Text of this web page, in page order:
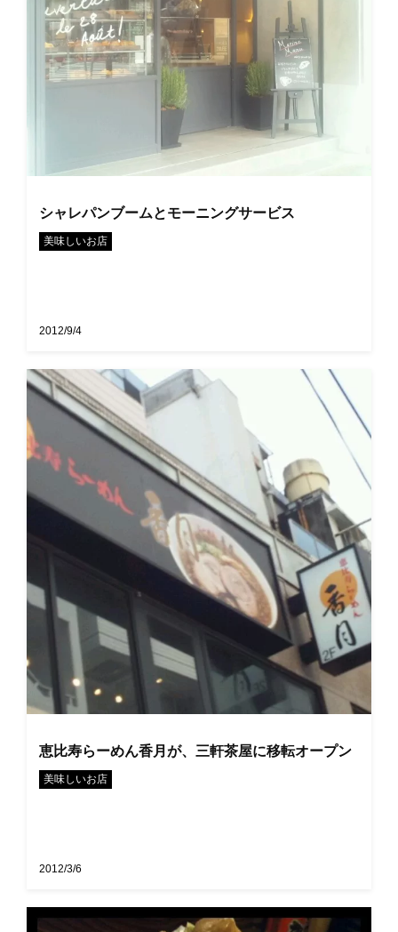
シャレパンブームとモーニングサービス
美味しいお店
2012/9/4
恵比寿らーめん香月が、三軒茶屋に移転オープン
美味しいお店
2012/3/6